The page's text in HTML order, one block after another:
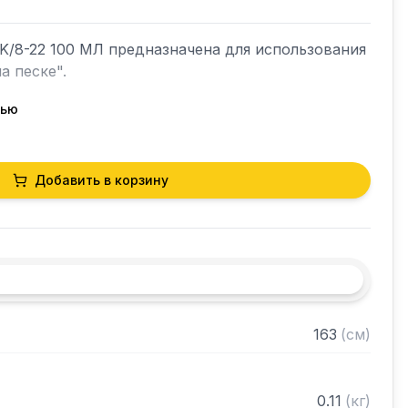
22 100 МЛ предназначена для использования
песке".
одну порцию
Добавить в корзину
163 (см)
0.11 (кг)